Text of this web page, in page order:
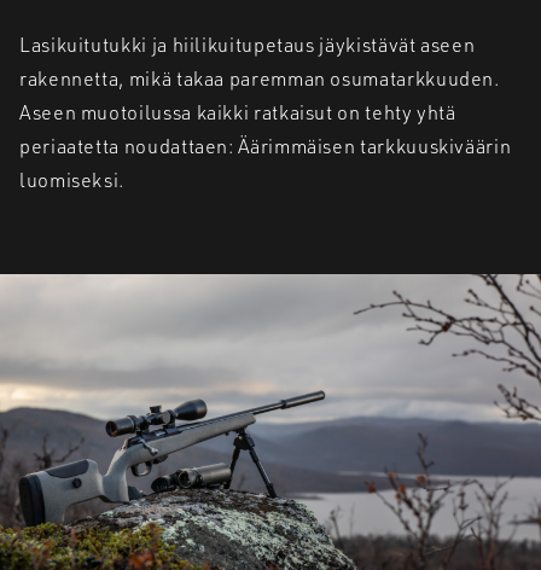
Lasikuitutukki ja hiilikuitupetaus jäykistävät aseen
rakennetta, mikä takaa paremman osumatarkkuuden.
Aseen muotoilussa kaikki ratkaisut on tehty yhtä
periaatetta noudattaen: Äärimmäisen tarkkuuskiväärin
luomiseksi.